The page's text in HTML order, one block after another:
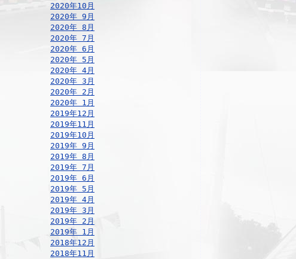
2020年10月
2020年 9月
2020年 8月
2020年 7月
2020年 6月
2020年 5月
2020年 4月
2020年 3月
2020年 2月
2020年 1月
2019年12月
2019年11月
2019年10月
2019年 9月
2019年 8月
2019年 7月
2019年 6月
2019年 5月
2019年 4月
2019年 3月
2019年 2月
2019年 1月
2018年12月
2018年11月